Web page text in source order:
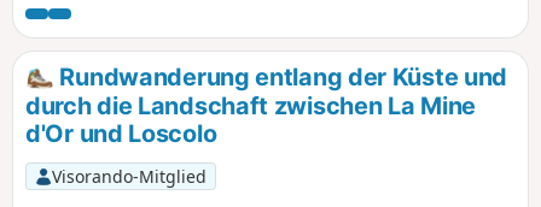
Pfade im Landesinneren zurück zum
Meer am Strand Plage du Maresclé und
dann zum Ausgangspunkt zu gelangen.
Rundwanderung entlang der Küste und
durch die Landschaft zwischen La Mine
d'Or und Loscolo
Visorando-Mitglied